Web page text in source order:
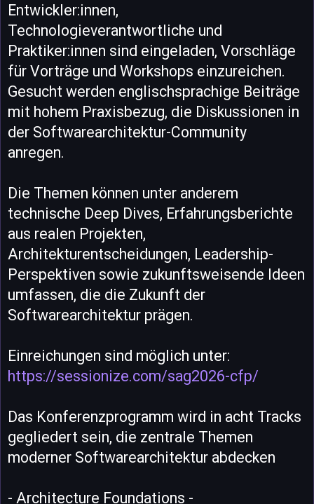
Entwickler:innen,
Technologieverantwortliche und
Praktiker:innen sind eingeladen, Vorschläge
für Vorträge und Workshops einzureichen.
Gesucht werden englischsprachige Beiträge
mit hohem Praxisbezug, die Diskussionen in
der Softwarearchitektur-Community
anregen.
Die Themen können unter anderem
technische Deep Dives, Erfahrungsberichte
aus realen Projekten,
Architekturentscheidungen, Leadership-
Perspektiven sowie zukunftsweisende Ideen
umfassen, die die Zukunft der
Softwarearchitektur prägen.
Einreichungen sind möglich unter:
https://sessionize.com/sag2026-cfp/
Das Konferenzprogramm wird in acht Tracks
gegliedert sein, die zentrale Themen
moderner Softwarearchitektur abdecken
- Architecture Foundations -